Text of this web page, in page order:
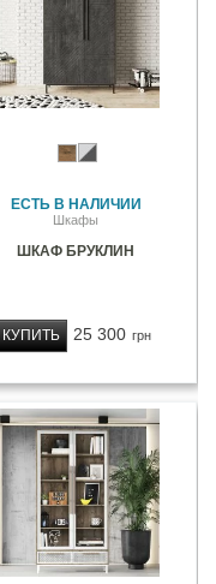
ЕСТЬ В НАЛИЧИИ
Шкафы
ШКАФ БРУКЛИН
25 300 грн
КУПИТЬ